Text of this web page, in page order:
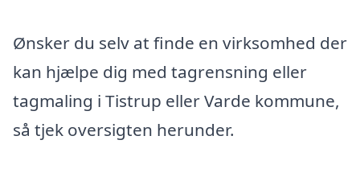
Ønsker du selv at finde en virksomhed der
kan hjælpe dig med tagrensning eller
tagmaling i Tistrup eller Varde kommune,
så tjek oversigten herunder.